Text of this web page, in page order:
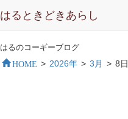
はるときどきあらし
はるのコーギーブログ
HOME > 2026年 > 3月 > 8日